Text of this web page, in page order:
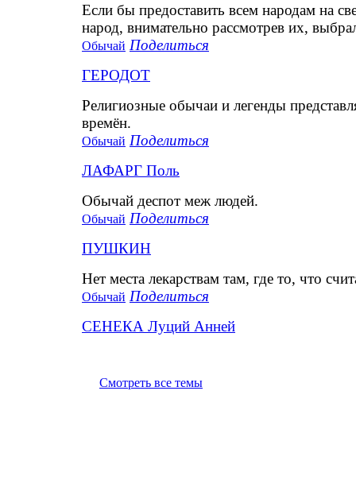
Если бы предоставить всем народам на
народ, внимательно рассмотрев их,
Обычай Поделиться
ГЕРОДОТ
Религиозные обычаи и легенды
времён.
Обычай Поделиться
ЛАФАРГ Поль
Обычай деспот меж людей.
Обычай Поделиться
ПУШКИН
Нет места лекарствам там, где то, что
Обычай Поделиться
СЕНЕКА Луций Анней
Смотреть все темы